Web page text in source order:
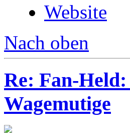
Website
Nach oben
Re: Fan-
Wagemutige